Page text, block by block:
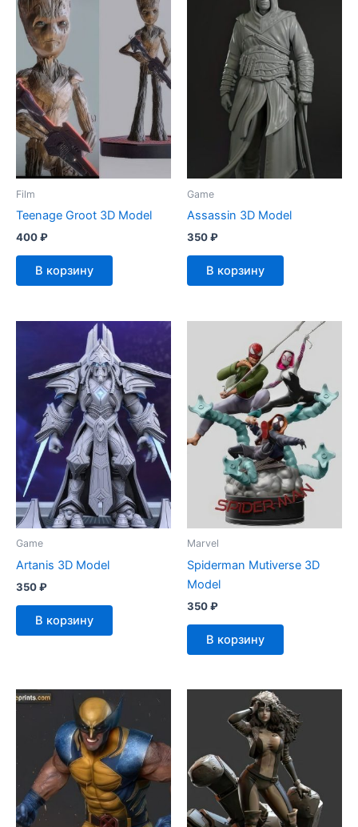
Film
Teenage Groot 3D Model
400₽
В корзину
Game
Assassin 3D Model
350₽
В корзину
Game
Artanis 3D Model
350₽
В корзину
Marvel
Spiderman Mutiverse 3D
Model
350₽
В корзину